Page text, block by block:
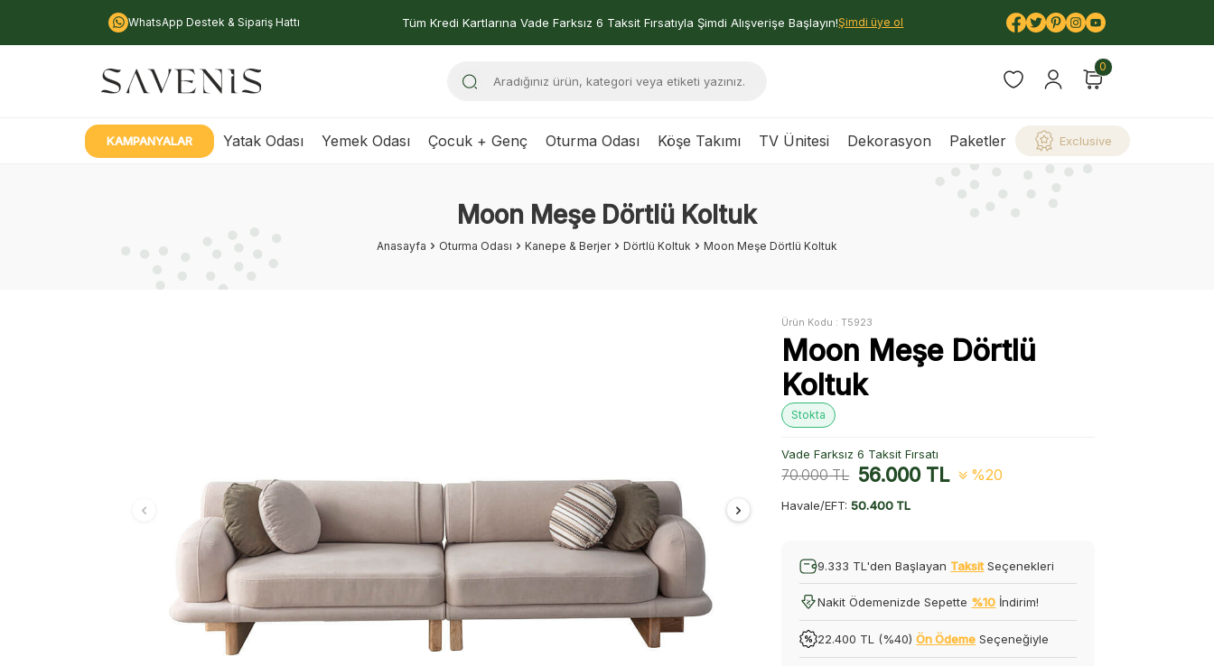
WhatsApp Destek & Sipariş Hattı Tüm Kredi Kartlarına Vade Farksız 6 Taksit Fırsatıyla Şimdi Alışverişe Başlayın!Şimdi üye ol
0
KAMPANYALAR Yatak Odası Yemek Odası Çocuk + Genç Oturma Odası Köşe Takımı TV Ünitesi Dekorasyon Paketler Exclusive
Moon Meşe Dörtlü Koltuk
Anasayfa Oturma Odası Kanepe & Berjer Dörtlü Koltuk Moon Meşe Dörtlü Koltuk
Ürün Kodu :T5923
Moon Meşe Dörtlü
Koltuk
Stokta
Vade Farksız 6 Taksit Fırsatı
70.000TL 56.000TL %20
Havale/EFT:50.400 TL
9.333 TL'den Başlayan Taksit Seçenekleri
Nakit Ödemenizde Sepette %10 İndirim!
22.400 TL (%40)Ön Ödeme Seçeneğiyle